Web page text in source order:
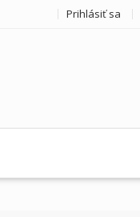
Prihlásiť sa